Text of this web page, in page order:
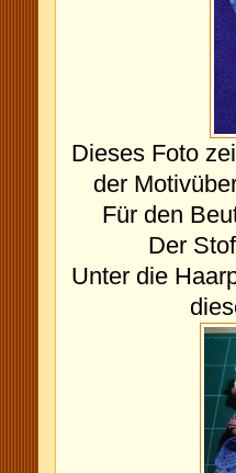
Dieses Foto
der
Für den
Der
Unter die